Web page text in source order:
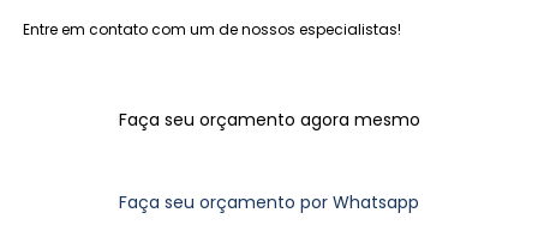
Entre em contato com um de nossos especialistas!
Faça seu orçamento agora mesmo
Faça seu orçamento por Whatsapp